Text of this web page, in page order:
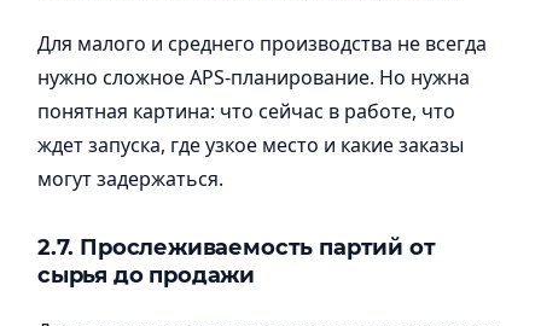
Для малого и среднего производства не всегда
нужно сложное APS-планирование. Но нужна
понятная картина: что сейчас в работе, что
ждет запуска, где узкое место и какие заказы
могут задержаться.
2.7. Прослеживаемость партий от
сырья до продажи